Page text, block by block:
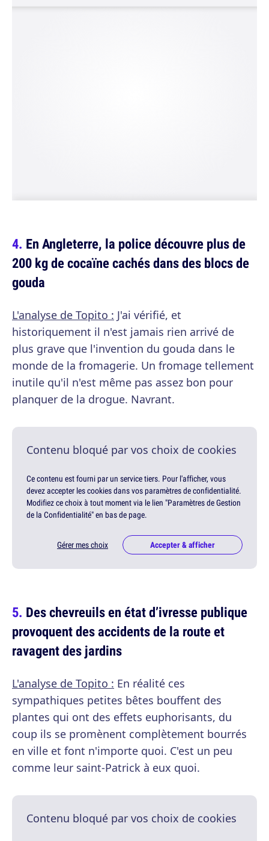
En Angleterre, la police découvre plus de
200 kg de cocaïne cachés dans des blocs de
gouda
L'analyse de Topito : J'ai vérifié, et
historiquement il n'est jamais rien arrivé de
plus grave que l'invention du gouda dans le
monde de la fromagerie. Un fromage tellement
inutile qu'il n'est même pas assez bon pour
planquer de la drogue. Navrant.
Contenu bloqué par vos choix de cookies
Ce contenu est fourni par un service tiers. Pour l'afficher, vous
devez accepter les cookies dans vos paramètres de confidentialité.
Modifiez ce choix à tout moment via le lien "Paramètres de Gestion
de la Confidentialité" en bas de page.
Gérer mes choix Accepter & afficher
Des chevreuils en état d’ivresse publique
provoquent des accidents de la route et
ravagent des jardins
L'analyse de Topito : En réalité ces
sympathiques petites bêtes bouffent des
plantes qui ont des effets euphorisants, du
coup ils se promènent complètement bourrés
en ville et font n'importe quoi. C'est un peu
comme leur saint-Patrick à eux quoi.
Contenu bloqué par vos choix de cookies